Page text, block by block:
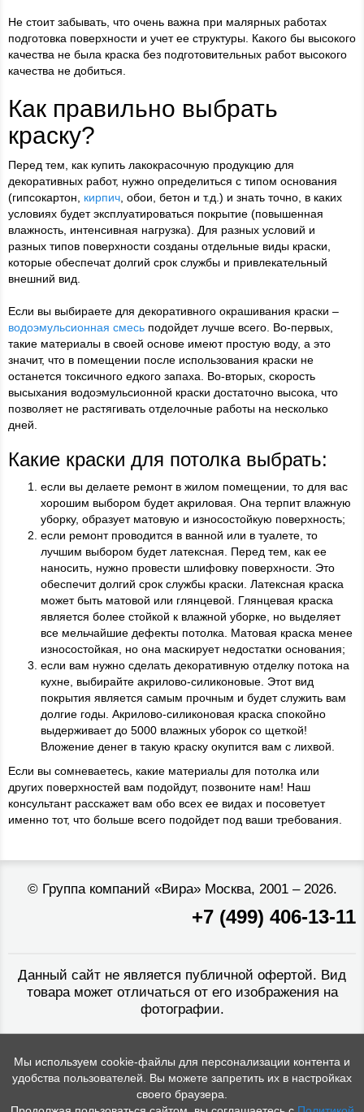
Не стоит забывать, что очень важна при малярных работах
подготовка поверхности и учет ее структуры. Какого бы высокого
качества не была краска без подготовительных работ высокого
качества не добиться.
Как правильно выбрать
краску?
Перед тем, как купить лакокрасочную продукцию для
декоративных работ, нужно определиться с типом основания
(гипсокартон, кирпич, обои, бетон и т.д.) и знать точно, в каких
условиях будет эксплуатироваться покрытие (повышенная
влажность, интенсивная нагрузка). Для разных условий и
разных типов поверхности созданы отдельные виды краски,
которые обеспечат долгий срок службы и привлекательный
внешний вид.
Если вы выбираете для декоративного окрашивания краски –
водоэмульсионная смесь подойдет лучше всего. Во-первых,
такие материалы в своей основе имеют простую воду, а это
значит, что в помещении после использования краски не
останется токсичного едкого запаха. Во-вторых, скорость
высыхания водоэмульсионной краски достаточно высока, что
позволяет не растягивать отделочные работы на несколько
дней.
Какие краски для потолка выбрать:
если вы делаете ремонт в жилом помещении, то для вас
хорошим выбором будет акриловая. Она терпит влажную
уборку, образует матовую и износостойкую поверхность;
если ремонт проводится в ванной или в туалете, то
лучшим выбором будет латексная. Перед тем, как ее
наносить, нужно провести шлифовку поверхности. Это
обеспечит долгий срок службы краски. Латексная краска
может быть матовой или глянцевой. Глянцевая краска
является более стойкой к влажной уборке, но выделяет
все мельчайшие дефекты потолка. Матовая краска менее
износостойкая, но она маскирует недостатки основания;
если вам нужно сделать декоративную отделку потока на
кухне, выбирайте акрилово-силиконовые. Этот вид
покрытия является самым прочным и будет служить вам
долгие годы. Акрилово-силиконовая краска спокойно
выдерживает до 5000 влажных уборок со щеткой!
Вложение денег в такую краску окупится вам с лихвой.
Если вы сомневаетесь, какие материалы для потолка или
других поверхностей вам подойдут, позвоните нам! Наш
консультант расскажет вам обо всех ее видах и посоветует
именно тот, что больше всего подойдет под ваши требования.
© Группа компаний «Вира»Москва, 2001 – 2026.
+7 (499) 406-13-11
Данный сайт не является публичной офертой. Вид
товара может отличаться от его изображения на
фотографии.
Мы используем cookie-файлы для персонализации контента и
удобства пользователей. Вы можете запретить их в настройках
своего браузера.